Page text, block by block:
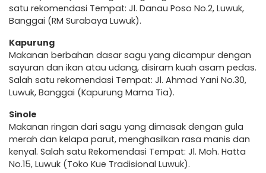
satu rekomendasi Tempat: Jl. Danau Poso No.2, Luwuk,
Banggai (RM Surabaya Luwuk).
Kapurung
Makanan berbahan dasar sagu yang dicampur dengan
sayuran dan ikan atau udang, disiram kuah asam pedas.
Salah satu rekomendasi Tempat: Jl. Ahmad Yani No.30,
Luwuk, Banggai (Kapurung Mama Tia).
Sinole
Makanan ringan dari sagu yang dimasak dengan gula
merah dan kelapa parut, menghasilkan rasa manis dan
kenyal. Salah satu Rekomendasi Tempat: Jl. Moh. Hatta
No.15, Luwuk (Toko Kue Tradisional Luwuk).